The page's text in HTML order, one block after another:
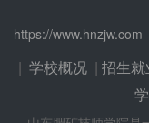
https://www.hnzjw.com
| 学校概况 | 招生就